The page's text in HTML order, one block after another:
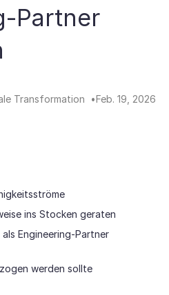
Partner
Transformation Feb. 19, 2026
ins Stocken geraten
Engineering-Partner
werden sollte